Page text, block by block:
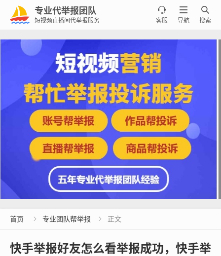
专业代举报团队
短视频直播间代举报服务

搜索

导航

客服
首页  专业团队帮举报  正文
快手举报好友怎么看举报成功，快手举